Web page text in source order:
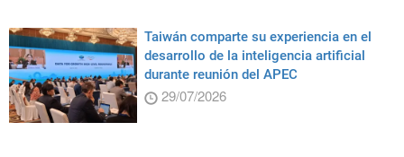
Taiwán comparte su experiencia en el
desarrollo de la inteligencia artificial
durante reunión del APEC
29/07/2026